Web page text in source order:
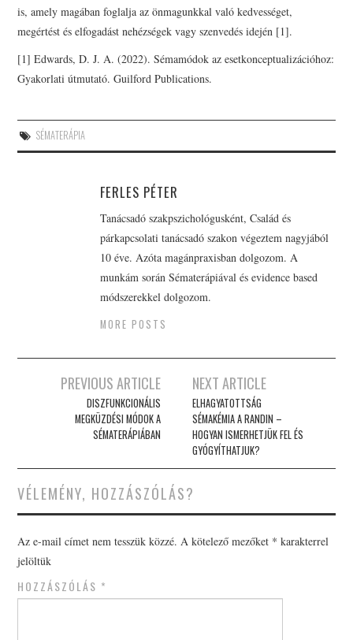
is, amely magában foglalja az önmagunkkal való kedvességet,
megértést és elfogadást nehézségek vagy szenvedés idején [1].
[1] Edwards, D. J. A. (2022). Sémamódok az esetkonceptualizációhoz:
Gyakorlati útmutató. Guilford Publications.
SÉMATERÁPIA
FERLES PÉTER
Tanácsadó szakpszichológusként, Család és
párkapcsolati tanácsadó szakon végeztem nagyjából
10 éve. Azóta magánpraxisban dolgozom. A
munkám során Sématerápiával és evidence based
módszerekkel dolgozom.
MORE POSTS
navigation
PREVIOUS ARTICLE
DISZFUNKCIONÁLIS
MEGKÜZDÉSI MÓDOK A
SÉMATERÁPIÁBAN
NEXT ARTICLE
ELHAGYATOTTSÁG
SÉMAKÉMIA A RANDIN –
HOGYAN ISMERHETJÜK FEL ÉS
GYÓGYÍTHATJUK?
VÉLEMÉNY, HOZZÁSZÓLÁS?
Az e-mail címet nem tesszük közzé. A kötelező mezőket * karakterrel
jelöltük
HOZZÁSZÓLÁS *